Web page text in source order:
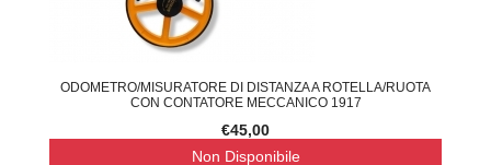
ODOMETRO/MISURATORE DI DISTANZA A ROTELLA/RUOTA
CON CONTATORE MECCANICO 1917
€45,00
Non Disponibile